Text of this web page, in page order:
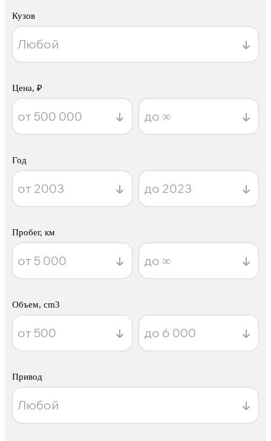
Кузов
Цена, ₽
Год
Пробег, км
Объем, cm3
Привод